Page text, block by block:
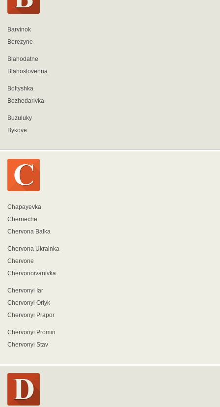
Barvinok
Berezyne
Blahodatne
Blahoslovenna
Boltyshka
Bozhedarivka
Buzuluky
Bykove
Chapayevka
Cherneche
Chervona Balka
Chervona Ukrainka
Chervone
Chervonoivanivka
Chervonyi Iar
Chervonyi Orlyk
Chervonyi Prapor
Chervonyi Promin
Chervonyi Stav